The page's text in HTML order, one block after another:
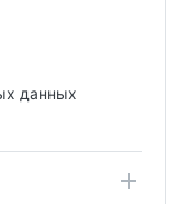
данных